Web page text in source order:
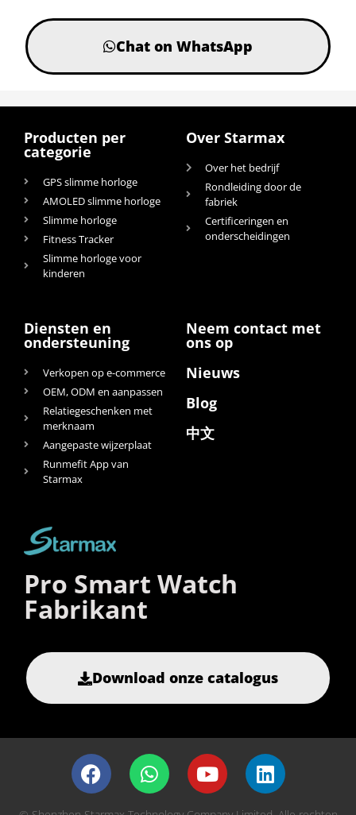
Chat on WhatsApp
Producten per
categorie
GPS slimme horloge
AMOLED slimme horloge
Slimme horloge
Fitness Tracker
Slimme horloge voor
kinderen
Over Starmax
Over het bedrijf
Rondleiding door de
fabriek
Certificeringen en
onderscheidingen
Diensten en
ondersteuning
Verkopen op e-commerce
OEM, ODM en aanpassen
Relatiegeschenken met
merknaam
Aangepaste wijzerplaat
Runmefit App van
Starmax
Neem contact met
ons op
Nieuws
Blog
中文
Pro Smart Watch
Fabrikant
Download onze catalogus